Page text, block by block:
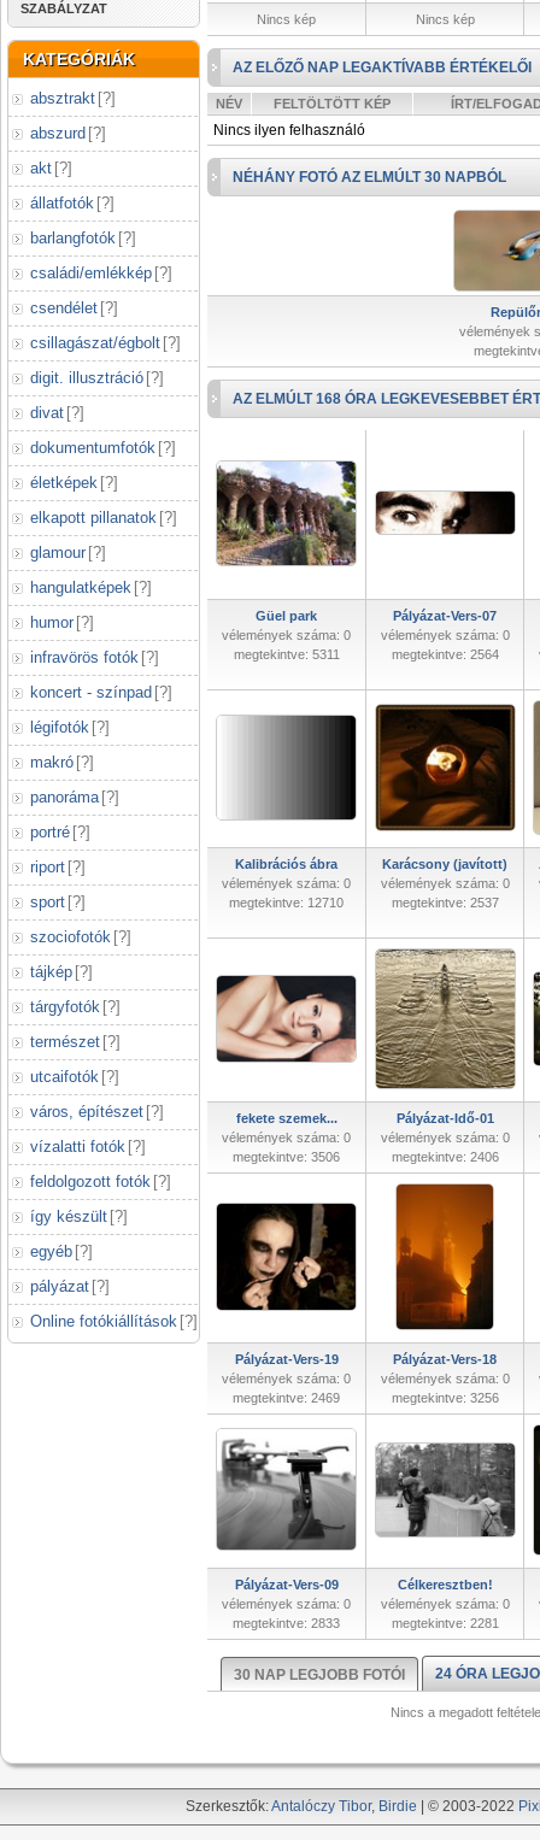
SZABÁLYZAT
KATEGÓRIÁK
absztrakt [?]
abszurd [?]
akt [?]
állatfotók [?]
barlangfotók [?]
családi/emlékkép [?]
csendélet [?]
csillagászat/égbolt [?]
digit. illusztráció [?]
divat [?]
dokumentumfotók [?]
életképek [?]
elkapott pillanatok [?]
glamour [?]
hangulatképek [?]
humor [?]
infravörös fotók [?]
koncert - színpad [?]
légifotók [?]
makró [?]
panoráma [?]
portré [?]
riport [?]
sport [?]
szociofotók [?]
tájkép [?]
tárgyfotók [?]
természet [?]
utcaifotók [?]
város, építészet [?]
vízalatti fotók [?]
feldolgozott fotók [?]
így készült [?]
egyéb [?]
pályázat [?]
Online fotókiállítások [?]
Nincs kép Nincs kép
AZ ELŐZŐ NAP LEGAKTÍVABB ÉRTÉKELŐI
NÉV FELTÖLTÖTT KÉP ÍRT/
Nincs ilyen felhasználó
NÉHÁNY FOTÓ AZ ELMÚLT 30 NAPBÓL
vélemények
AZ ELMÚLT 168 ÓRA LEGKEVESEBBET
Güel park
vélemények száma: 0
megtekintve: 5311
Pályázat-Vers-07
vélemények száma: 0
megtekintve: 2564
Kalibrációs ábra
vélemények száma: 0
megtekintve: 12710
Karácsony (javított)
vélemények száma: 0
megtekintve: 2537
fekete szemek...
vélemények száma: 0
megtekintve: 3506
Pályázat-Idő-01
vélemények száma: 0
megtekintve: 2406
Pályázat-Vers-19
vélemények száma: 0
megtekintve: 2469
Pályázat-Vers-18
vélemények száma: 0
megtekintve: 3256
Pályázat-Vers-09
vélemények száma: 0
megtekintve: 2833
Célkeresztben!
vélemények száma: 0
megtekintve: 2281
30 NAP LEGJOBB FOTÓI 24 ÓRA
Nincs a megadott
Szerkesztők:Antalóczy Tibor, Birdie | © 2003-2022